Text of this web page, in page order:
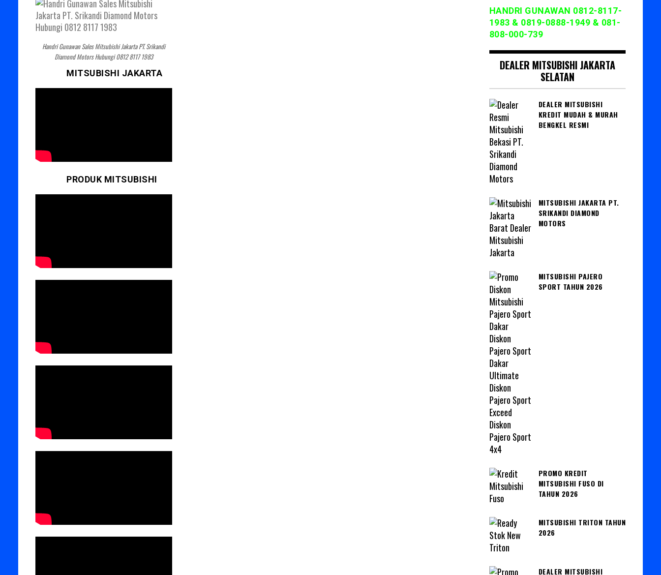
Handri Gunawan Sales Mitsubishi Jakarta PT. Srikandi
Diamond Motors Hubungi 0812 8117 1983
MITSUBISHI JAKARTA
PRODUK MITSUBISHI
HANDRI GUNAWAN 0812-8117-
1983 & 0819-0888-1949 & 081-
808-000-739
DEALER MITSUBISHI JAKARTA
SELATAN
DEALER MITSUBISHI
KREDIT MUDAH & MURAH
BENGKEL RESMI
MITSUBISHI JAKARTA PT.
SRIKANDI DIAMOND
MOTORS
MITSUBISHI PAJERO
SPORT TAHUN 2026
PROMO KREDIT
MITSUBISHI FUSO DI
TAHUN 2026
MITSUBISHI TRITON TAHUN
2026
DEALER MITSUBISHI